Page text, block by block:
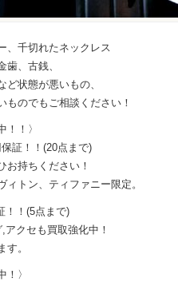
、千切れたネックレス
、古銭、
状態が悪いもの、
ものでもご相談ください！
！！〉
証！！(20点まで)
お持ちください！
トン、ティファニー限定。
！！(5点まで)
クセも買取強化中！
。
！〉